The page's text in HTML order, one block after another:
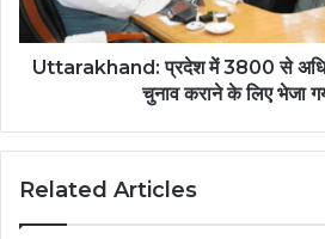
पद
हैं
खाली,
कराने
लिए
Uttarakhand: प्रदेश में 3800 से
चुनाव कराने के लिए भेजा
Related Articles